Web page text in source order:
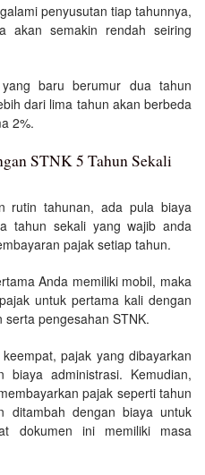
penyusutan tiap tahunnya,
akan semakin rendah seiring
baru berumur dua tahun
dari lima tahun akan berbeda
2%.
STNK 5 Tahun Sekali
rutin tahunan, ada pula biaya
tahun sekali yang wajib anda
pajak setiap tahun.
Anda memiliki mobil, maka
untuk pertama kali dengan
pengesahan STNK.
pajak yang dibayarkan
biaya administrasi. Kemudian,
pajak seperti tahun
ditambah dengan biaya untuk
dokumen ini memiliki masa